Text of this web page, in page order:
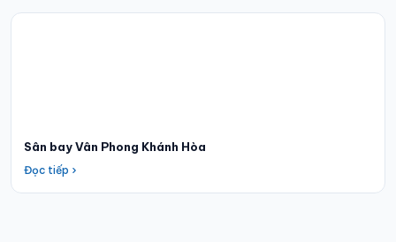
Sân bay Vân Phong Khánh Hòa
Đọc tiếp